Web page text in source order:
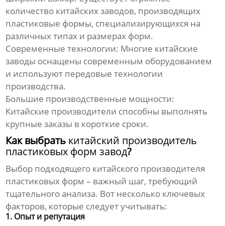
количество китайских заводов, производящих
пластиковые формы, специализирующихся на
различных типах и размерах форм.
Современные технологии: Многие китайские
заводы оснащены современным оборудованием
и используют передовые технологии
производства.
Большие производственные мощности:
Китайские производители способны выполнять
крупные заказы в короткие сроки.
Как выбрать китайский производитель
пластиковых форм завод?
Выбор подходящего китайского производителя
пластиковых форм – важный шаг, требующий
тщательного анализа. Вот несколько ключевых
факторов, которые следует учитывать:
1. Опыт и репутация